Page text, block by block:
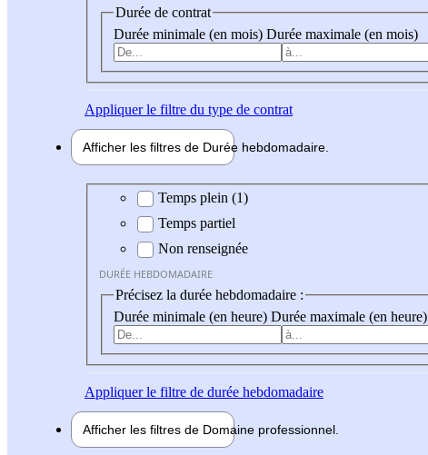
Durée de contrat
Durée minimale (en mois) Durée maximale (en mois)
Appliquerle filtre du type de contrat
Afficher les filtres de Durée hebdomadaire
Durée hebdomadaire
Temps plein (1)
Temps partiel
Non renseignée
DURÉE HEBDOMADAIRE
Précisez la durée hebdomadaire :
Durée minimale (en heure) Durée maximale (en heure)
Appliquerle filtre de durée hebdomadaire
Afficher les filtres de Domaine professionnel